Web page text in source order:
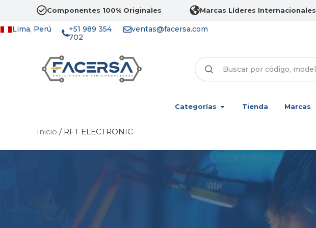
Componentes 100% Originales Marcas Líderes Internacionales
Lima, Perú
+51 989 354
702
ventas@facersa.com
Categorías Tienda Marcas
Inicio / RFT ELECTRONIC